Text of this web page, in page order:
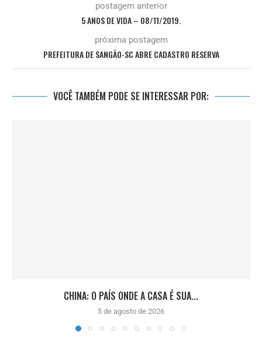
postagem anterior
5 ANOS DE VIDA – 08/11/2019.
próxima postagem
PREFEITURA DE SANGÃO-SC ABRE CADASTRO RESERVA
VOCÊ TAMBÉM PODE SE INTERESSAR POR:
CHINA: O PAÍS ONDE A CASA É SUA...
5 de agosto de 2026